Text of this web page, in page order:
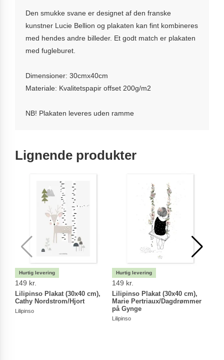
Den smukke svane er designet af den franske
kunstner Lucie Bellion og plakaten kan fint kombineres
med hendes andre billeder. Et godt match er plakaten
med fugleburet.
Dimensioner: 30cmx40cm
Materiale: Kvalitetspapir offset 200g/m2
NB! Plakaten leveres uden ramme
Lignende produkter
149 kr.
Lilipinso Plakat (30x40 cm),
Cathy Nordstrom/Hjort
Lilipinso
149 kr.
Lilipinso Plakat (30x40 cm),
Marie Pertriaux/Dagdrømmer
på Gynge
Lilipinso